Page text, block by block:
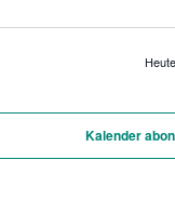
Heute
Kalender